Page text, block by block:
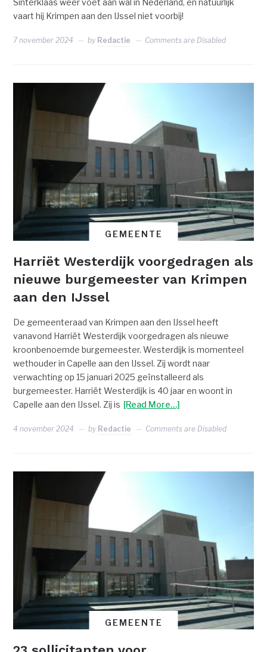
vaart hij Krimpen aan den IJssel niet voorbij!
7 november 2024 by Redactie Comments are Disabled
GEMEENTE
Harriët Westerdijk voorgedragen als
nieuwe burgemeester van Krimpen
aan den IJssel
De gemeenteraad van Krimpen aan den IJssel heeft
vanavond Harriët Westerdijk voorgedragen als nieuwe
kroonbenoemde burgemeester. Westerdijk is momenteel
wethouder in Capelle aan den IJssel. Zij wordt naar
verwachting op 15 januari 2025 geïnstalleerd als
burgemeester. Harriët Westerdijk is 40 jaar en woont in
Capelle aan den IJssel. Zij is [Read More…]
4 november 2024 by Redactie Comments are Disabled
GEMEENTE